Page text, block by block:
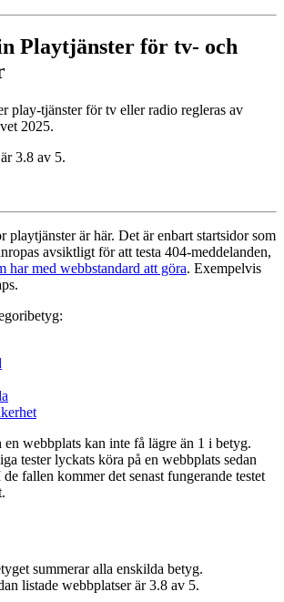
Playtjänster för tv- och
play-tjänster för tv eller radio regleras av
2025.
3.8 av 5.
playtjänster är här. Det är enbart startsidor som
avsiktligt för att testa 404-meddelanden,
har med webbstandard att göra. Exempelvis
webbplats kan inte få lägre än 1 i betyg.
tester lyckats köra på en webbplats sedan
fallen kommer det senast fungerande testet
summerar alla enskilda betyg.
listade webbplatser är 3.8 av 5.